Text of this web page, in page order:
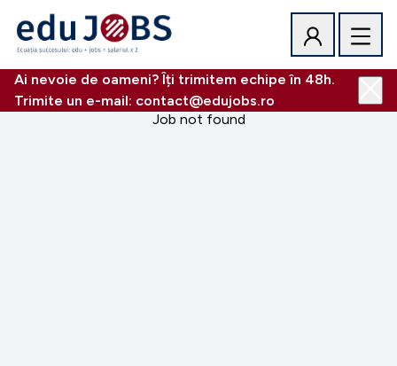
Ai nevoie de oameni? Îți trimitem echipe în 48h.
Trimite un e-mail: contact@edujobs.ro
Job not found